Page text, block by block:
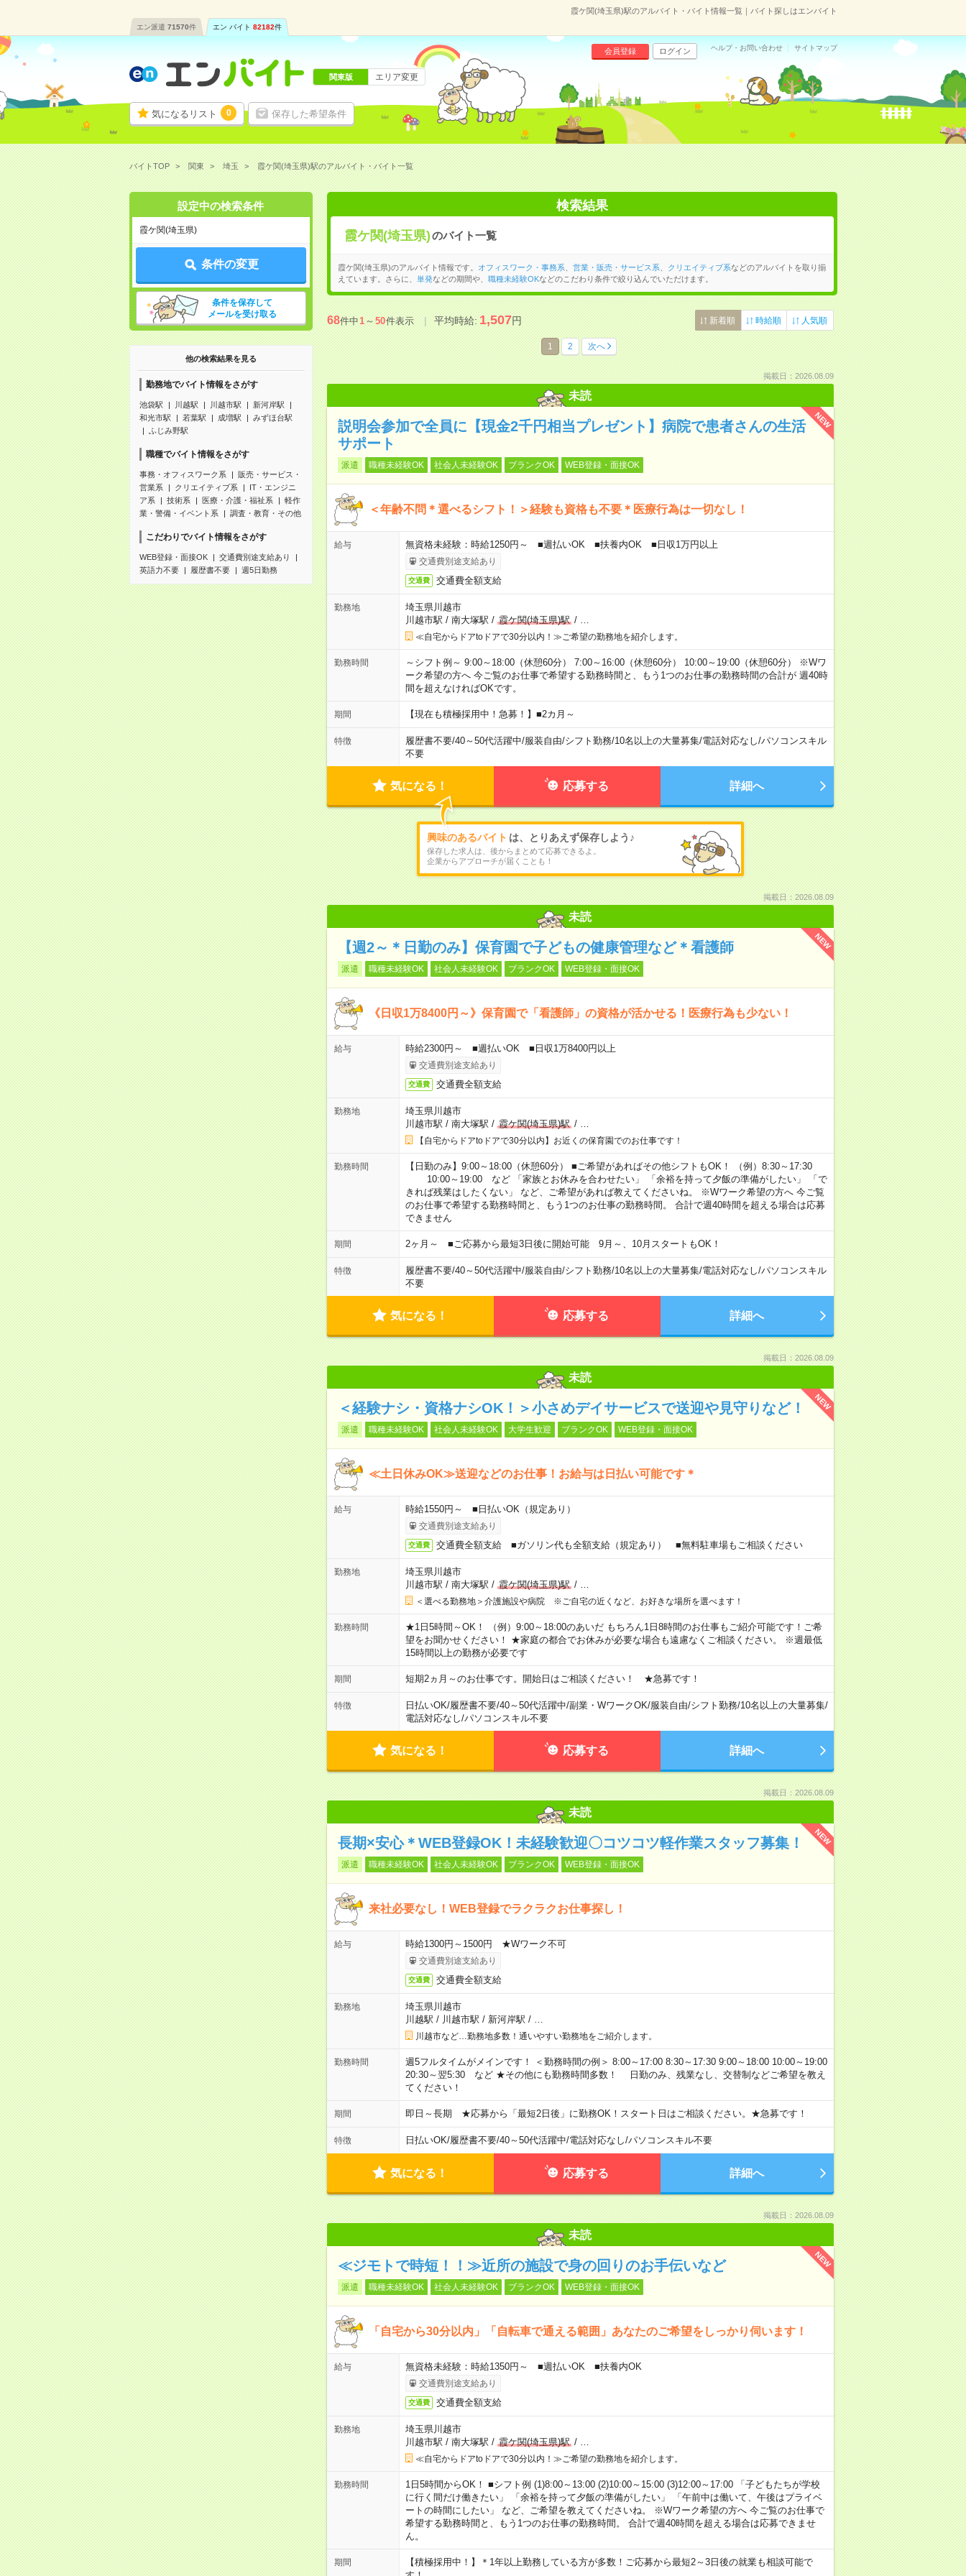
霞ケ関(埼玉県)駅のアルバイト・バイト情報一覧｜バイト探しはエンバイト
エン派遣 71570件 エン バイト 82182件
気になるリスト 0 保存した希望条件
会員登録 ログイン ヘルプ・お問い合わせ サイトマップ
関東版 エリア変更
バイトTOP 関東 埼玉 霞ケ関(埼玉県)駅のアルバイト・バイト一覧
設定中の検索条件
霞ケ関(埼玉県)
条件の変更
条件を保存して
メールを受け取る
他の検索結果を見る
勤務地でバイト情報をさがす
池袋駅 川越駅 川越市駅
新河岸駅
和光市駅
若葉駅 成増駅
みずほ台駅
ふじみ野駅
職種でバイト情報をさがす
事務・オフィスワーク系
販売・サービス・
営業系
クリエイティブ系
IT・エンジニ
ア系
技術系 医療・介護・福祉系
軽作
業・警備・イベント系
調査・教育・その他
こだわりでバイト情報をさがす
WEB登録・面接OK
交通費別途支給あり
英語力不要
履歴書不要 週5日勤務
検索結果
霞ケ関(埼玉県)のバイト一覧
霞ケ関(埼玉県)のアルバイト情報です。 オフィスワーク・事務系 営業・販売・サービス系 クリエイティブ系などのアルバイトを取り揃
えています。さらに、
単発などの期間や、 職種未経験OKなどのこだわり条件で絞り込んでいただけます。
68件中1～50件表示 平均時給:1,507円 新着順 時給順 人気順
1 2 次へ
掲載日：2026.08.09
未読
NEW
説明会参加で全員に【現金2千円相当プレゼント】病院で患者さんの生活
サポート
派遣 職種未経験OK 社会人未経験OK ブランクOK WEB登録・面接OK
＜年齢不問＊選べるシフト！＞経験も資格も不要＊医療行為は一切なし！
給与 無資格未経験：時給1250円～ ■週払いOK ■扶養内OK ■日収1万円以上
交通費別途支給あり
交通費 交通費全額支給
勤務地
埼玉県川越市
川越市駅 / 南大塚駅 / 霞ケ関(埼玉県)駅/
≪自宅からドアtoドアで30分以内！≫ご希望の勤務地を紹介します。
勤務時間
～シフト例～ 9:00～18:00（休憩60分） 7:00～16:00（休憩60分） 10:00～19:00（休憩60分） ※Wワ
ーク希望の方へ 今ご覧のお仕事で希望する勤務時間と、もう1つのお仕事の勤務時間の合計が 週40時
間を超えなければOKです。
期間 【現在も積極採用中！急募！】■2カ月～
特徴 履歴書不要/40～50代活躍中/服装自由/シフト勤務/10名以上の大量募集/電話対応なし/パソコンスキル
不要
気になる！ 応募する 詳細へ
興味のあるバイト は、とりあえず保存しよう♪
保存した求人は、後からまとめて応募できるよ。
企業からアプローチが届くことも！
掲載日：2026.08.09
未読
NEW
【週2～＊日勤のみ】保育園で子どもの健康管理など＊看護師
派遣 職種未経験OK 社会人未経験OK ブランクOK WEB登録・面接OK
《日収1万8400円～》保育園で「看護師」の資格が活かせる！医療行為も少ない！
給与 時給2300円～ ■週払いOK ■日収1万8400円以上
交通費別途支給あり
交通費 交通費全額支給
勤務地
埼玉県川越市
川越市駅 / 南大塚駅 / 霞ケ関(埼玉県)駅/
【自宅からドアtoドアで30分以内】お近くの保育園でのお仕事です！
勤務時間
【日勤のみ】9:00～18:00（休憩60分） ■ご希望があればその他シフトもOK！ （例）8:30～17:30
10:00～19:00 など 「家族とお休みを合わせたい」 「余裕を持って夕飯の準備がしたい」 「で
きれば残業はしたくない」 など、ご希望があれば教えてくださいね。 ※Wワーク希望の方へ 今ご覧
のお仕事で希望する勤務時間と、もう1つのお仕事の勤務時間。 合計で週40時間を超える場合は応募
できません
期間 2ヶ月～ ■ご応募から最短3日後に開始可能 9月～、10月スタートもOK！
特徴 履歴書不要/40～50代活躍中/服装自由/シフト勤務/10名以上の大量募集/電話対応なし/パソコンスキル
不要
気になる！ 応募する 詳細へ
掲載日：2026.08.09
未読
NEW
＜経験ナシ・資格ナシOK！＞小さめデイサービスで送迎や見守りなど！
派遣 職種未経験OK 社会人未経験OK 大学生歓迎 ブランクOK WEB登録・面接OK
≪土日休みOK≫送迎などのお仕事！お給与は日払い可能です＊
給与 時給1550円～ ■日払いOK（規定あり）
交通費別途支給あり
交通費 交通費全額支給 ■ガソリン代も全額支給（規定あり） ■無料駐車場もご相談ください
勤務地
埼玉県川越市
川越市駅 / 南大塚駅 / 霞ケ関(埼玉県)駅/
＜選べる勤務地＞介護施設や病院 ※ご自宅の近くなど、お好きな場所を選べます！
勤務時間
★1日5時間～OK！ （例）9:00～18:00のあいだ もちろん1日8時間のお仕事もご紹介可能です！ご希
望をお聞かせください！ ★家庭の都合でお休みが必要な場合も遠慮なくご相談ください。 ※週最低
15時間以上の勤務が必要です
期間 短期2ヵ月～のお仕事です。開始日はご相談ください！ ★急募です！
特徴 日払いOK/履歴書不要/40～50代活躍中/副業・WワークOK/服装自由/シフト勤務/10名以上の大量募集/
電話対応なし/パソコンスキル不要
気になる！ 応募する 詳細へ
掲載日：2026.08.09
未読
NEW
長期×安心＊WEB登録OK！未経験歓迎〇コツコツ軽作業スタッフ募集！
派遣 職種未経験OK 社会人未経験OK ブランクOK WEB登録・面接OK
来社必要なし！WEB登録でラクラクお仕事探し！
給与 時給1300円～1500円 ★Wワーク不可
交通費別途支給あり
交通費 交通費全額支給
勤務地
埼玉県川越市
川越駅 / 川越市駅 / 新河岸駅 /
川越市など…勤務地多数！通いやすい勤務地をご紹介します。
勤務時間
週5フルタイムがメインです！ ＜勤務時間の例＞ 8:00～17:00 8:30～17:30 9:00～18:00 10:00～19:00
20:30～翌5:30 など ★その他にも勤務時間多数！ 日勤のみ、残業なし、交替制などご希望を教え
てください！
期間 即日～長期 ★応募から「最短2日後」に勤務OK！スタート日はご相談ください。★急募です！
特徴 日払いOK/履歴書不要/40～50代活躍中/電話対応なし/パソコンスキル不要
気になる！ 応募する 詳細へ
掲載日：2026.08.09
未読
NEW
≪ジモトで時短！！≫近所の施設で身の回りのお手伝いなど
派遣 職種未経験OK 社会人未経験OK ブランクOK WEB登録・面接OK
「自宅から30分以内」「自転車で通える範囲」あなたのご希望をしっかり伺います！
給与 無資格未経験：時給1350円～ ■週払いOK ■扶養内OK
交通費別途支給あり
交通費 交通費全額支給
勤務地
埼玉県川越市
川越市駅 / 南大塚駅 / 霞ケ関(埼玉県)駅/
≪自宅からドアtoドアで30分以内！≫ご希望の勤務地を紹介します。
勤務時間
1日5時間からOK！ ■シフト例 (1)8:00～13:00 (2)10:00～15:00 (3)12:00～17:00 「子どもたちが学校
に行く間だけ働きたい」 「余裕を持って夕飯の準備がしたい」 「午前中は働いて、午後はプライベ
ートの時間にしたい」 など、ご希望を教えてくださいね。 ※Wワーク希望の方へ 今ご覧のお仕事で
希望する勤務時間と、もう1つのお仕事の勤務時間。 合計で週40時間を超える場合は応募できませ
ん。
期間
【積極採用中！】＊1年以上勤務している方が多数！ご応募から最短2～3日後の就業も相談可能で